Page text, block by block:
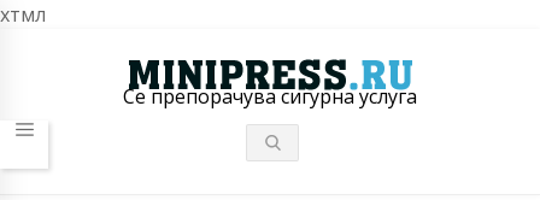
хтмл
Се препорачува сигурна услуга